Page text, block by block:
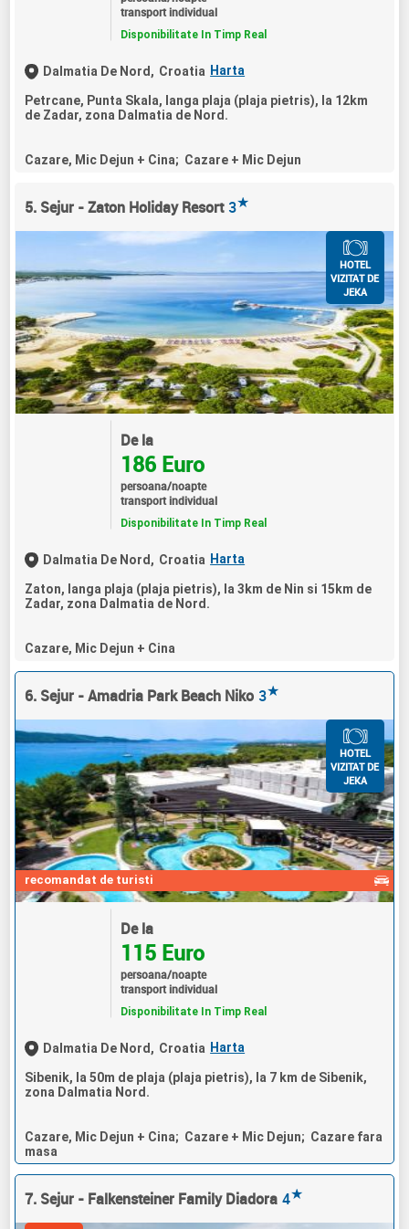
transport individual
Disponibilitate In Timp Real
Dalmatia De Nord, Croatia Harta
Petrcane, Punta Skala, langa plaja (plaja pietris), la 12km
de Zadar, zona Dalmatia de Nord.
Cazare, Mic Dejun + Cina; Cazare + Mic Dejun
5. Sejur - Zaton Holiday Resort 3★
HOTEL
VIZITAT DE
JEKA
De la
186 Euro
persoana/noapte
transport individual
Disponibilitate In Timp Real
Dalmatia De Nord, Croatia Harta
Zaton, langa plaja (plaja pietris), la 3km de Nin si 15km de
Zadar, zona Dalmatia de Nord.
Cazare, Mic Dejun + Cina
6. Sejur - Amadria Park Beach Niko 3★
recomandat de turisti
HOTEL
VIZITAT DE
JEKA
De la
115 Euro
persoana/noapte
transport individual
Disponibilitate In Timp Real
Dalmatia De Nord, Croatia Harta
Sibenik, la 50m de plaja (plaja pietris), la 7 km de Sibenik,
zona Dalmatia Nord.
Cazare, Mic Dejun + Cina; Cazare + Mic Dejun; Cazare fara
masa
7. Sejur - Falkensteiner Family Diadora 4★